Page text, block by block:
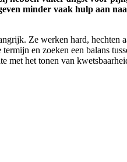
minder vaak hulp aan
Ze werken hard, hechten
en zoeken een balans
met het tonen van